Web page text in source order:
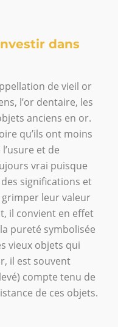
dans
de vieil or
l’or dentaire, les
anciens en or.
qu’ils ont moins
et de
vrai puisque
significations et
leur valeur
il convient en effet
pureté symbolisée
vieux objets qui
il est souvent
compte tenu de
de ces objets.